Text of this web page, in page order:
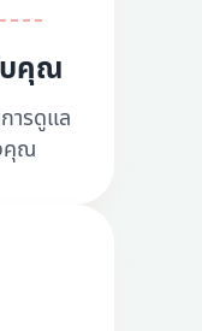
บคุณ
ารดูแล
คุณ